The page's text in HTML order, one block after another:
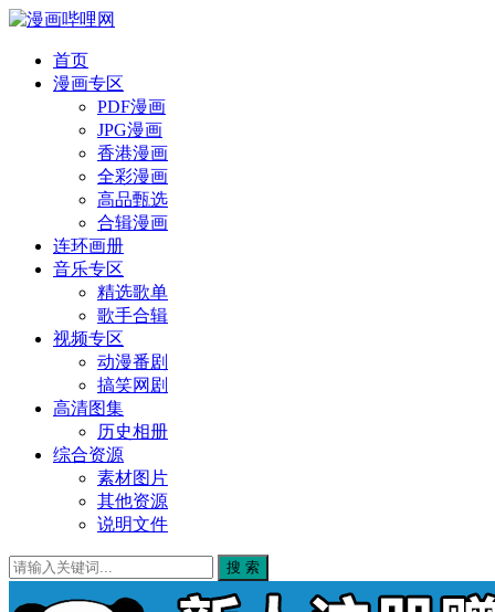
首页
漫画专区
PDF漫画
JPG漫画
香港漫画
全彩漫画
高品甄选
合辑漫画
连环画册
音乐专区
精选歌单
歌手合辑
视频专区
动漫番剧
搞笑网剧
高清图集
历史相册
综合资源
素材图片
其他资源
说明文件
搜 索